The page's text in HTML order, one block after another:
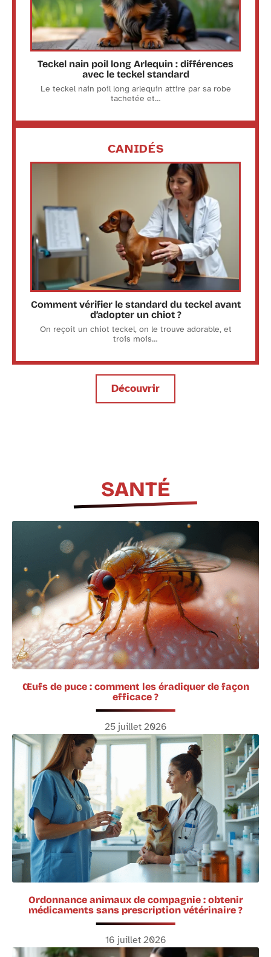
Teckel nain poil long Arlequin : différences
avec le teckel standard
Le teckel nain poil long arlequin attire par sa robe
tachetée et…
CANIDÉS
Comment vérifier le standard du teckel avant
d’adopter un chiot ?
On reçoit un chiot teckel, on le trouve adorable, et
trois mois…
Découvrir
SANTÉ
Œufs de puce : comment les éradiquer de façon
efficace ?
25 juillet 2026
Ordonnance animaux de compagnie : obtenir
médicaments sans prescription vétérinaire ?
16 juillet 2026